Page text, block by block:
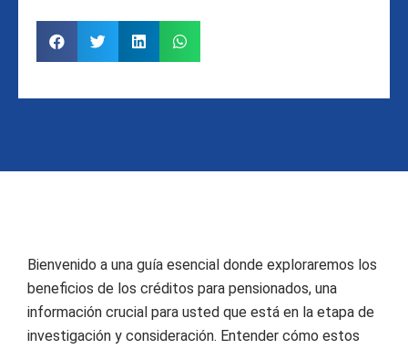
Bienvenido a una guía esencial donde exploraremos los
beneficios de los créditos para pensionados, una
información crucial para usted que está en la etapa de
investigación y consideración. Entender cómo estos